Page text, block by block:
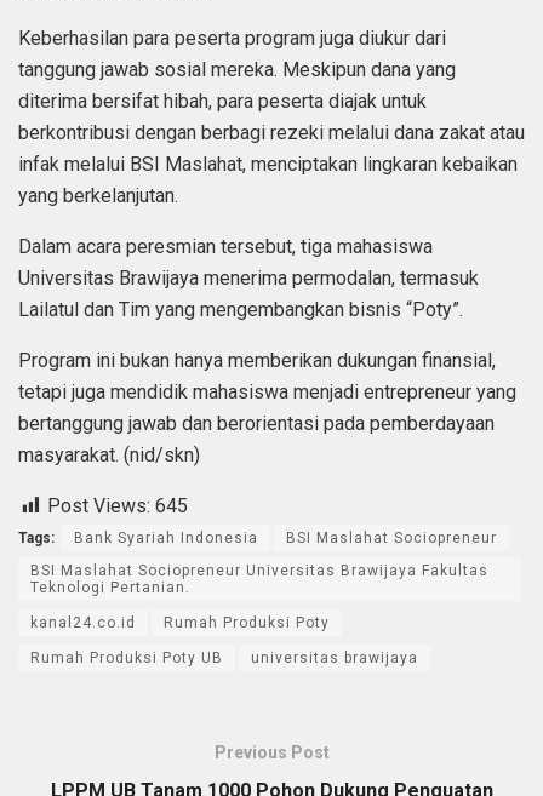
Keberhasilan para peserta program juga diukur dari
tanggung jawab sosial mereka. Meskipun dana yang
diterima bersifat hibah, para peserta diajak untuk
berkontribusi dengan berbagi rezeki melalui dana zakat atau
infak melalui BSI Maslahat, menciptakan lingkaran kebaikan
yang berkelanjutan.
Dalam acara peresmian tersebut, tiga mahasiswa
Universitas Brawijaya menerima permodalan, termasuk
Lailatul dan Tim yang mengembangkan bisnis “Poty”.
Program ini bukan hanya memberikan dukungan finansial,
tetapi juga mendidik mahasiswa menjadi entrepreneur yang
bertanggung jawab dan berorientasi pada pemberdayaan
masyarakat. (nid/skn)
Post Views: 645
Tags: Bank Syariah Indonesia
BSI Maslahat Sociopreneur
BSI Maslahat Sociopreneur Universitas Brawijaya Fakultas
Teknologi Pertanian.
kanal24.co.id Rumah Produksi Poty
Rumah Produksi Poty UB universitas brawijaya
Previous Post
LPPM UB Tanam 1000 Pohon Dukung Penguatan